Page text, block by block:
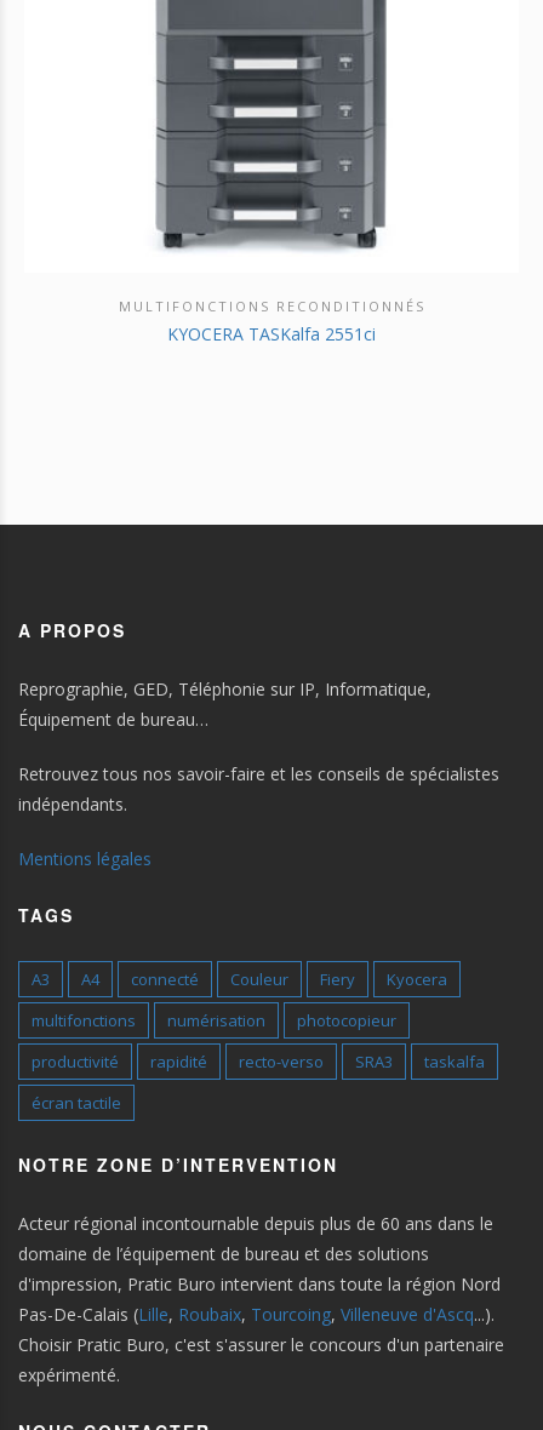
DÉCOUVRIR CE PRODUIT
MULTIFONCTIONS RECONDITIONNÉS
KYOCERA TASKalfa 2551ci
A PROPOS
Reprographie, GED, Téléphonie sur IP, Informatique,
Équipement de bureau…
Retrouvez tous nos savoir-faire et les conseils de spécialistes
indépendants.
Mentions légales
TAGS
A3 A4 connecté Couleur Fiery
Kyocera
multifonctions
numérisation
photocopieur
productivité
rapidité recto-verso SRA3
taskalfa
écran tactile
NOTRE ZONE D’INTERVENTION
Acteur régional incontournable depuis plus de 60 ans dans le
domaine de l’équipement de bureau et des solutions
d'impression, Pratic Buro intervient dans toute la région Nord
Pas-De-Calais (Lille, Roubaix, Tourcoing, Villeneuve d'Ascq...).
Choisir Pratic Buro, c'est s'assurer le concours d'un partenaire
expérimenté.